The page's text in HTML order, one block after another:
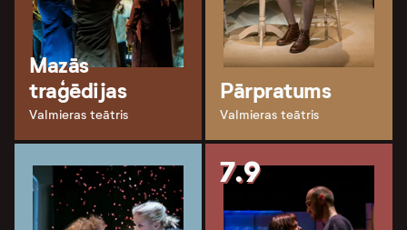
Mazās
traģēdijas
Valmieras teātris
Pārpratums
Valmieras teātris
7.9